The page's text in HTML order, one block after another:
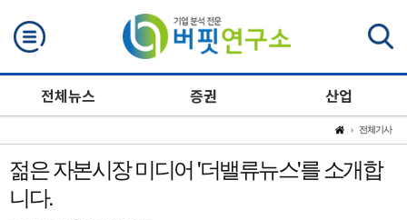
전체뉴스 증권 산업
전체기사
젊은 자본시장 미디어 '더밸류뉴스'를 소개합
니다.
검색